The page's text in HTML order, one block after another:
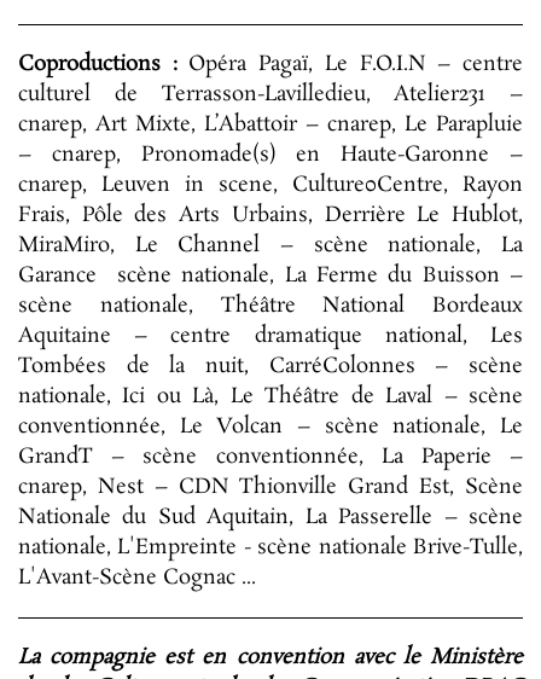
Coproductions : Opéra Pagaï, Le F.O.I.N – centre
culturel de Terrasson-Lavilledieu, Atelier231 –
cnarep, Art Mixte, L’Abattoir – cnarep, Le Parapluie
– cnarep, Pronomade(s) en Haute-Garonne –
cnarep, Leuven in scene, Culture0Centre, Rayon
Frais, Pôle des Arts Urbains, Derrière Le Hublot,
MiraMiro, Le Channel – scène nationale, La
Garance scène nationale, La Ferme du Buisson –
scène nationale, Théâtre National Bordeaux
Aquitaine – centre dramatique national, Les
Tombées de la nuit, CarréColonnes – scène
nationale, Ici ou Là, Le Théâtre de Laval – scène
conventionnée, Le Volcan – scène nationale, Le
GrandT – scène conventionnée, La Paperie –
cnarep, Nest –CDN Thionville Grand Est, Scène
Nationale du Sud Aquitain, La Passerelle –scène
nationale, L'Empreinte - scène nationale Brive-Tulle,
L'Avant-Scène Cognac ...
La compagnie est en convention avec le Ministère